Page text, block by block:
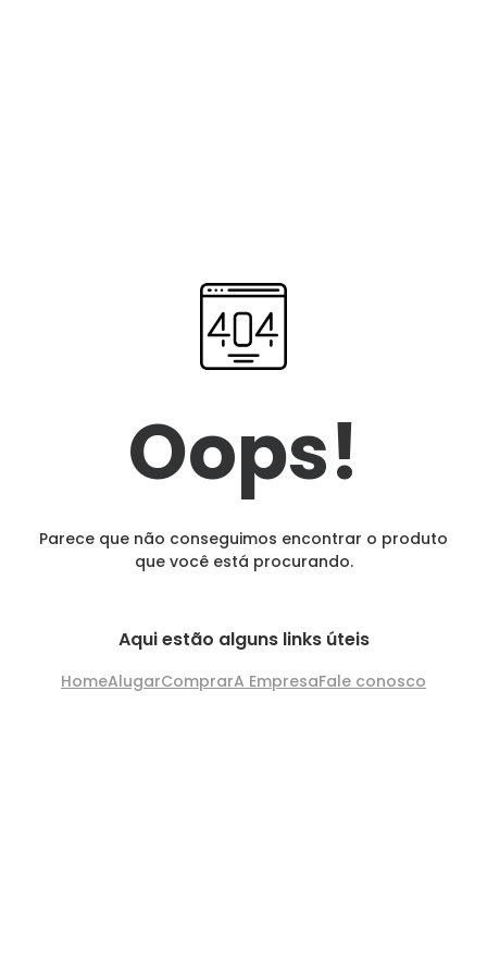
Oops!
Parece que não conseguimos encontrar o produto
que você está procurando.
Aqui estão alguns links úteis
HomeAlugarComprarA EmpresaFale conosco